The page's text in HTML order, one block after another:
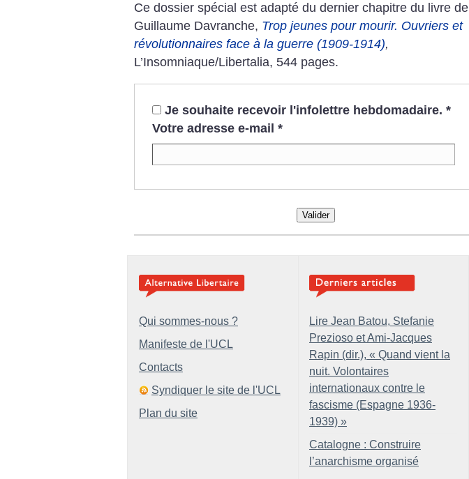
Ce dossier spécial est adapté du dernier chapitre du livre de
Guillaume Davranche, Trop jeunes pour mourir. Ouvriers et
révolutionnaires face à la guerre (1909-1914),
L’Insomniaque/Libertalia, 544 pages.
Je souhaite recevoir l'infolettre hebdomadaire. *
Votre adresse e-mail *
Valider
Qui sommes-nous ?
Manifeste de l'UCL
Contacts
Syndiquer le site de l'UCL
Plan du site
Lire Jean Batou, Stefanie
Prezioso et Ami-Jacques
Rapin (dir.), « Quand vient la
nuit. Volontaires
internationaux contre le
fascisme (Espagne 1936-
1939) »
Catalogne : Construire
l’anarchisme organisé